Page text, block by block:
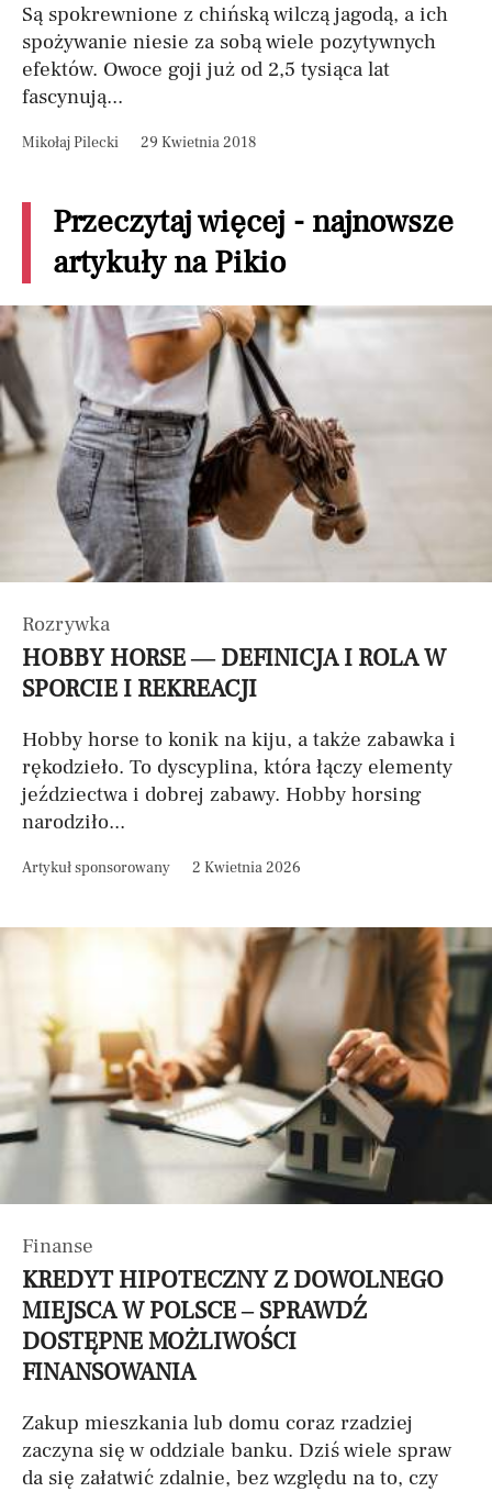
Są spokrewnione z chińską wilczą jagodą, a ich
spożywanie niesie za sobą wiele pozytywnych
efektów. Owoce goji już od 2,5 tysiąca lat
fascynują...
Mikołaj Pilecki 29 Kwietnia 2018
Przeczytaj więcej - najnowsze
artykuły na Pikio
Rozrywka
HOBBY HORSE — DEFINICJA I ROLA W
SPORCIE I REKREACJI
Hobby horse to konik na kiju, a także zabawka i
rękodzieło. To dyscyplina, która łączy elementy
jeździectwa i dobrej zabawy. Hobby horsing
narodziło...
Artykuł sponsorowany 2 Kwietnia 2026
Finanse
KREDYT HIPOTECZNY Z DOWOLNEGO
MIEJSCA W POLSCE – SPRAWDŹ
DOSTĘPNE MOŻLIWOŚCI
FINANSOWANIA
Zakup mieszkania lub domu coraz rzadziej
zaczyna się w oddziale banku. Dziś wiele spraw
da się załatwić zdalnie, bez względu na to, czy